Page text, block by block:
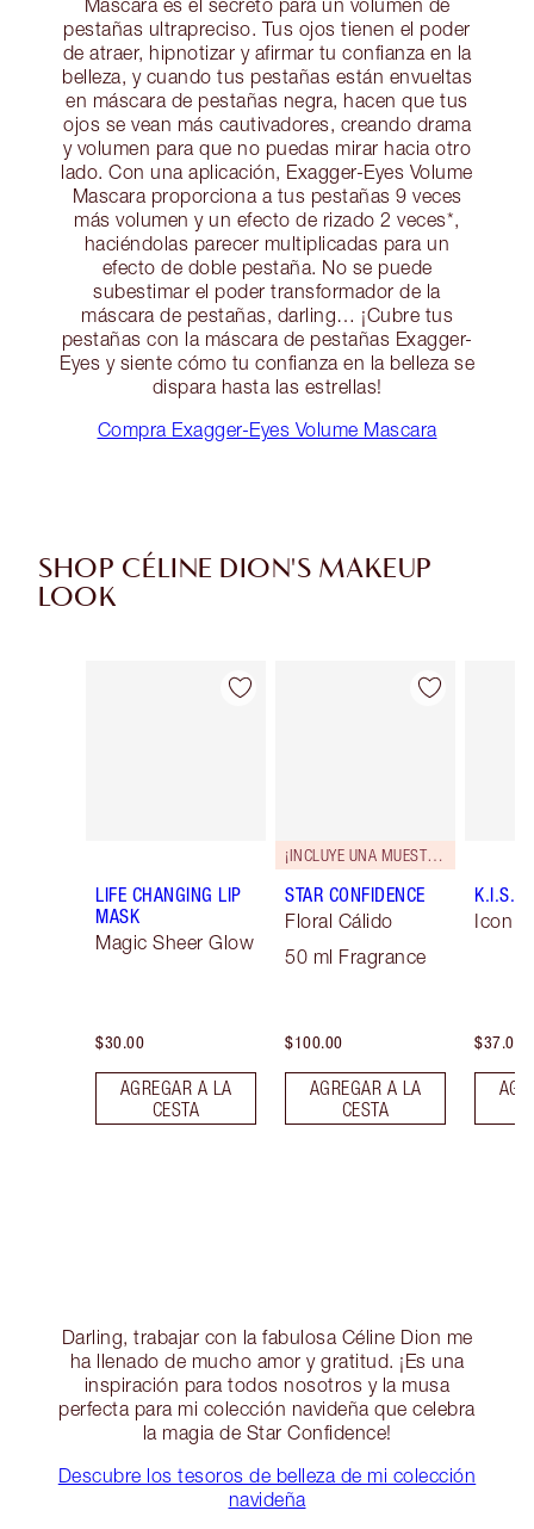
pestañas ultrapreciso. Tus ojos tienen el poder
de atraer, hipnotizar y afirmar tu confianza en la
belleza, y cuando tus pestañas están envueltas
en máscara de pestañas negra, hacen que tus
ojos se vean más cautivadores, creando drama
y volumen para que no puedas mirar hacia otro
lado. Con una aplicación, Exagger-Eyes Volume
Mascara proporciona a tus pestañas 9 veces
más volumen y un efecto de rizado 2 veces*,
haciéndolas parecer multiplicadas para un
efecto de doble pestaña. No se puede
subestimar el poder transformador de la
máscara de pestañas, darling… ¡Cubre tus
pestañas con la máscara de pestañas Exagger-
Eyes y siente cómo tu confianza en la belleza se
dispara hasta las estrellas!
Compra Exagger-Eyes Volume Mascara
SHOP CÉLINE DION'S MAKEUP
LOOK
Artículo 1 de 9
LIFE CHANGING LIP
MASK
Magic Sheer Glow
$30.00
AGREGAR A LA
CESTA
Artículo 2 de 9
¡INCLUYE UNA MUESTRA GRATUITA!
STAR CONFIDENCE
Floral Cálido
50 ml Fragrance
$100.00
AGREGAR A LA
CESTA
Icon
$37.00
Darling, trabajar con la fabulosa Céline Dion me
ha llenado de mucho amor y gratitud. ¡Es una
inspiración para todos nosotros y la musa
perfecta para mi colección navideña que celebra
la magia de Star Confidence!
Descubre los tesoros de belleza de mi colección
navideña